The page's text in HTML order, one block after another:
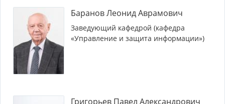
Баранов Леонид Аврамович
Заведующий кафедрой (кафедра
«Управление и защита информации»)
Григорьев Павел Александрович